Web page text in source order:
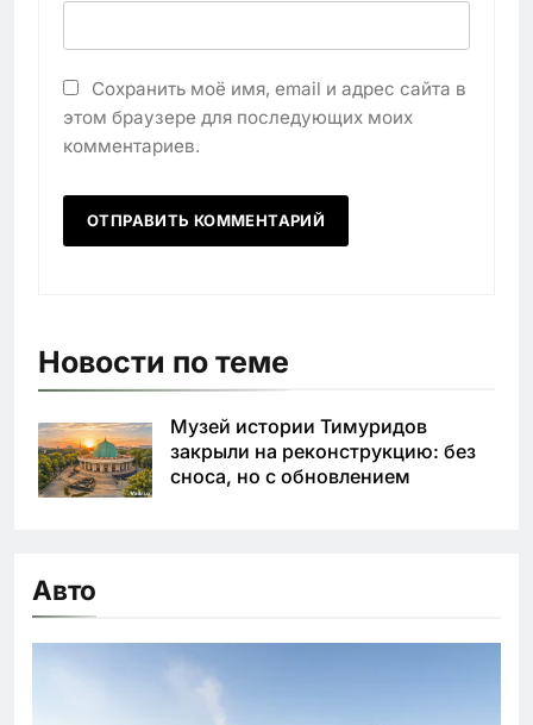
Сохранить моё имя, email и адрес сайта в
этом браузере для последующих моих
комментариев.
Новости по теме
Музей истории Тимуридов
закрыли на реконструкцию: без
сноса, но с обновлением
Авто